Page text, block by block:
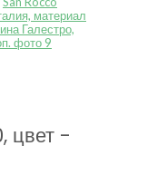
цвет -